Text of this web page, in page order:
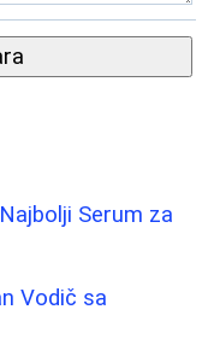
Serum za
Vodič sa